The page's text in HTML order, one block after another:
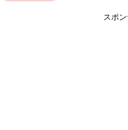
スポ